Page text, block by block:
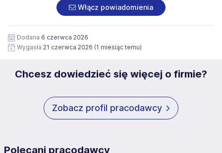
pod numerem 33 816 64 09 lub pisemnie na adres
siedziby administratora.
https://www.workprofit.pl/klauzula-informacyjna.html
załączonych dokumentach aplikacyjnych (w tym
wizerunku), na potrzeby przyszłych rekrutacji przez okres
12 miesięcy. Zgoda jest dobrowolna i może być w każdym
czasie wycofana.
Włącz powiadomienia
Dodana 6 czerwca 2026
Wygasła 21 czerwca 2026 (1 miesiąc temu)
Chcesz dowiedzieć się więcej o firmie?
Zobacz profil pracodawcy
Polecani pracodawcy